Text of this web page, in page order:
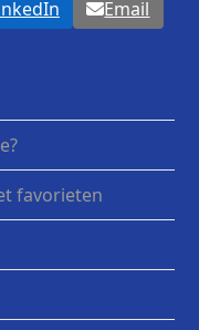
Email
favorieten